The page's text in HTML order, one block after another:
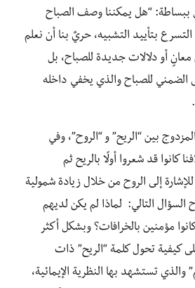
ببساطة: “هل يمكننا وصف الصباح
بتأييد التشبيه، حريٌ بنا أن نعلم
أو دلالات جديدة للصباح، بل
للصباح والذي يخفي داخله
بين “الريح” و “الروح”، وفي
كانوا قد شعروا أولًا بالريح ثم
إلى الروح من خلال زيادة شمولية
السؤال التالي: لماذا لم يكن لديهم
مؤمنين بالخرافات؟ وبشكل أكثر
كيفية تحول كلمة “الريح” ذات
والذي تستشهد بها النظرية الإيمائية،